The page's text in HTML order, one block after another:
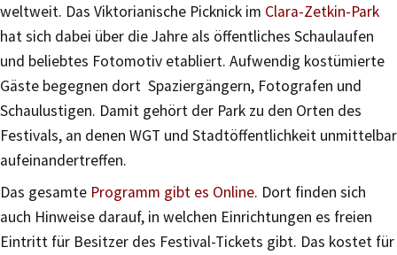
weltweit. Das Viktorianische Picknick im Clara-Zetkin-Park
hat sich dabei über die Jahre als öffentliches Schaulaufen
und beliebtes Fotomotiv etabliert. Aufwendig kostümierte
Gäste begegnen dort Spaziergängern, Fotografen und
Schaulustigen. Damit gehört der Park zu den Orten des
Festivals, an denen WGT und Stadtöffentlichkeit unmittelbar
aufeinandertreffen.
Das gesamte Programm gibt es Online. Dort finden sich
auch Hinweise darauf, in welchen Einrichtungen es freien
Eintritt für Besitzer des Festival-Tickets gibt. Das kostet für